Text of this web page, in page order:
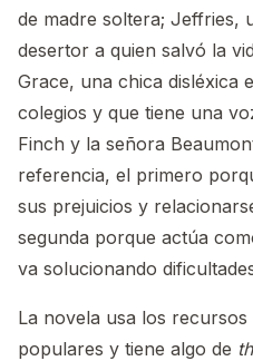
de madre soltera; Jeffries,
desertor a quien salvó la
Grace, una chica disléxica
colegios y que tiene una
Finch y la señora
referencia, el primero
sus prejuicios y
segunda porque actúa
va solucionando
La novela usa los
populares y tiene algo de